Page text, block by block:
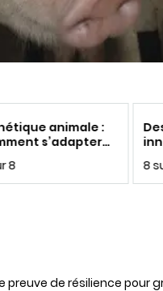
animale :
s’adapter
et
?
8 8
de résilience pour